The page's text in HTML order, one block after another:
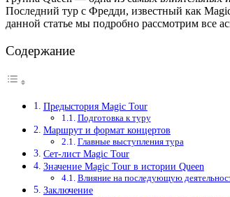
Последний тур с Фредди, известный как
данной статье мы подробно рассмотрим все
Содержание
Предыстория Magic Tour
Подготовка к туру
Маршрут и формат концертов
Главные выступления тура
Сет-лист Magic Tour
Значение Magic Tour в истории Queen
Влияние на последующую
Заключение